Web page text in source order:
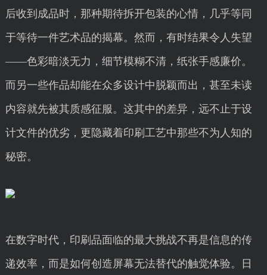
后收到成品时，那种期待拆开包装的心情，几乎等同
于等待一件艺术品的揭幕。然而，有时结果令人失望
——色彩暗淡无力，细节模糊不清，纸张手感廉价。
而另一些作品却能在众多设计中脱颖而出，甚至未读
内容就先被其质感征服。这其中的差异，远不止于设
计文件的优劣，更隐藏着印刷工艺中那些不为人知的
秘密。
在数字时代，印刷品面临的最大挑战不再是信息的传
递效率，而是如何创造屏幕无法替代的触觉体验。日